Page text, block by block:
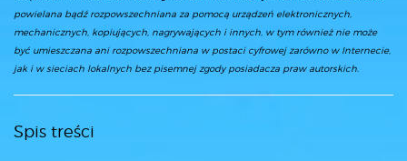
powielana bądź rozpowszechniana za pomocą urządzeń elektronicznych,
mechanicznych, kopiujących, nagrywających i innych, w tym również nie może
być umieszczana ani rozpowszechniana w postaci cyfrowej zarówno w Internecie,
jak i w sieciach lokalnych bez pisemnej zgody posiadacza praw autorskich.
Spis treści